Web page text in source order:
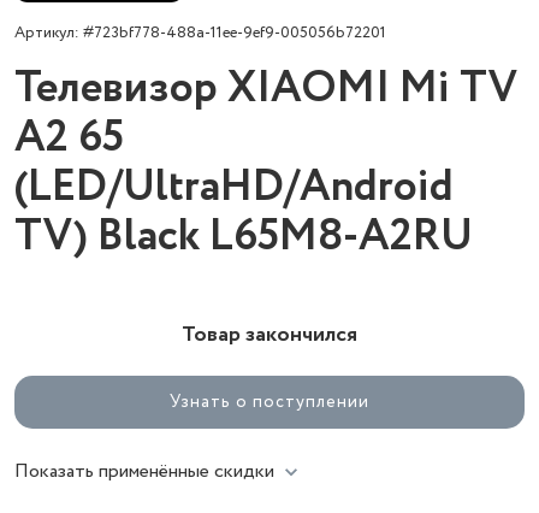
Артикул: #723bf778-488a-11ee-9ef9-005056b72201
Телевизор XIAOMI Mi TV
A2 65
(LED/UltraHD/Android
TV) Black L65M8-A2RU
Товар закончился
Узнать о поступлении
Показать применённые скидки